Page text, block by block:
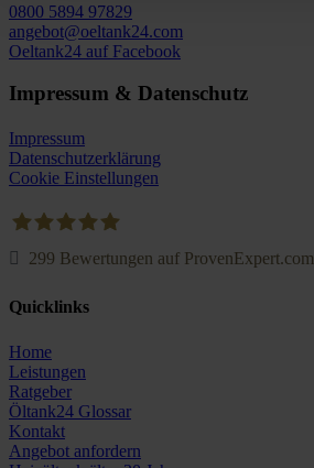
0800 5894 97829
angebot@oeltank24.com
Oeltank24 auf Facebook
Impressum & Datenschutz
Impressum
Datenschutzerklärung
Cookie Einstellungen
299 Bewertungen auf ProvenExpert.com
Quicklinks
Home
Leistungen
Ratgeber
Öltank24 Glossar
Kontakt
Angebot anfordern